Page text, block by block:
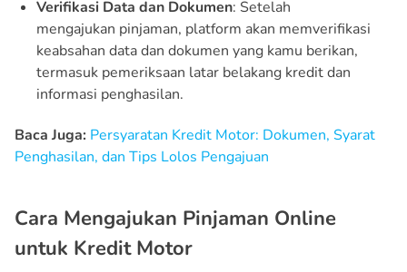
Verifikasi Data dan Dokumen: Setelah
mengajukan pinjaman, platform akan memverifikasi
keabsahan data dan dokumen yang kamu berikan,
termasuk pemeriksaan latar belakang kredit dan
informasi penghasilan.
Baca Juga: Persyaratan Kredit Motor: Dokumen, Syarat
Penghasilan, dan Tips Lolos Pengajuan
Cara Mengajukan Pinjaman Online
untuk Kredit Motor